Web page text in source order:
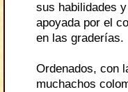
sus habilidades
apoyada por el
en las graderías.
Ordenados, con
muchachos